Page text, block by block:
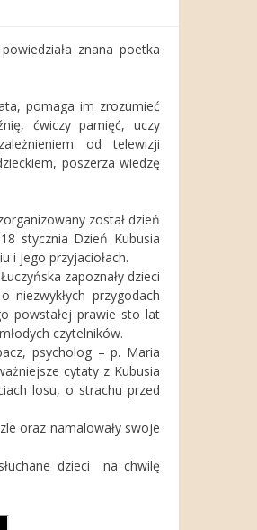
powiedziała znana poetka
pomaga im zrozumieć
ćwiczy pamięć, uczy
od telewizji
poszerza wiedzę
został dzień
stycznia Dzień Kubusia
i jego przyjaciołach.
zapoznały dzieci
niezwykłych przygodach
powstałej prawie sto lat
czytelników.
psycholog – p. Maria
cytaty z Kubusia
losu, o strachu przed
oraz namalowały swoje
dzieci na chwilę